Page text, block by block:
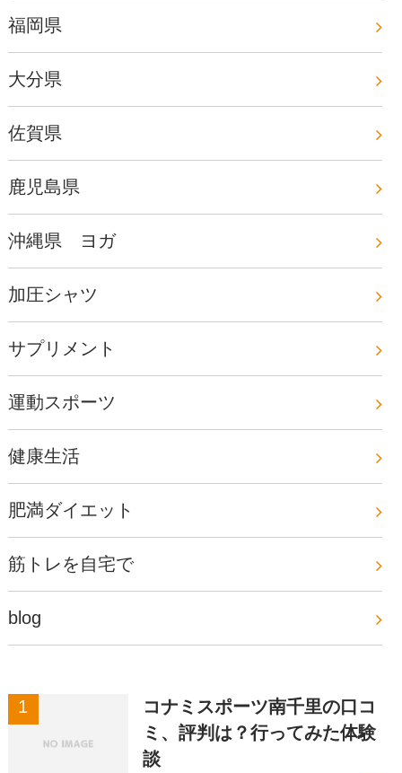
福岡県
大分県
佐賀県
鹿児島県
沖縄県 ヨガ
加圧シャツ
サプリメント
運動スポーツ
健康生活
肥満ダイエット
筋トレを自宅で
blog
コナミスポーツ南千里の口コ
ミ、評判は？行ってみた体験
談